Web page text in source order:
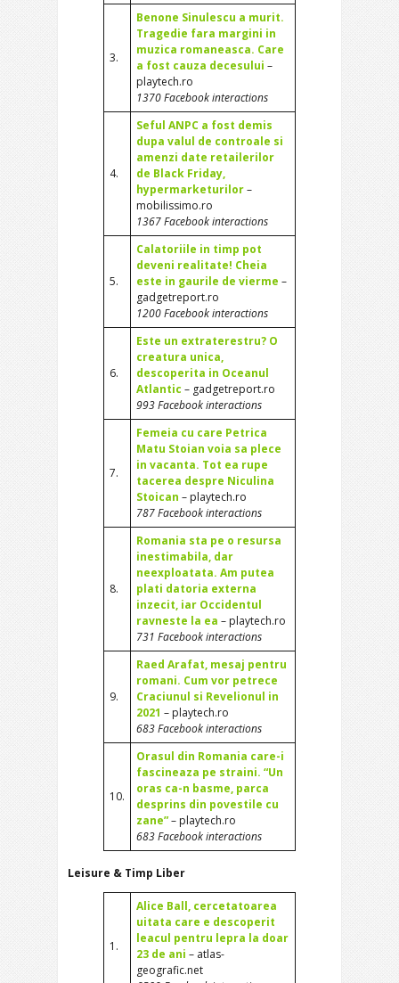
3.
Benone Sinulescu a murit.
Tragedie fara margini in
muzica romaneasca. Care
a fost cauza decesului –
playtech.ro
1370 Facebook interactions
4.
Seful ANPC a fost demis
dupa valul de controale si
amenzi date retailerilor
de Black Friday,
hypermarketurilor–
mobilissimo.ro
1367 Facebook interactions
5.
Calatoriile in timp pot
deveni realitate! Cheia
este in gaurile de vierme –
gadgetreport.ro
1200 Facebook interactions
6.
Este un extraterestru? O
creatura unica,
descoperita in Oceanul
Atlantic – gadgetreport.ro
993 Facebook interactions
7.
Femeia cu care Petrica
Matu Stoian voia sa plece
in vacanta. Tot ea rupe
tacerea despre Niculina
Stoican – playtech.ro
787 Facebook interactions
8.
Romania sta pe o resursa
inestimabila, dar
neexploatata. Am putea
plati datoria externa
inzecit, iar Occidentul
ravneste la ea – playtech.ro
731 Facebook interactions
9.
Raed Arafat, mesaj pentru
romani. Cum vor petrece
Craciunul si Revelionul in
2021 – playtech.ro
683 Facebook interactions
10.
Orasul din Romania care-i
fascineaza pe straini. “Un
oras ca-n basme, parca
desprins din povestile cu
zane”– playtech.ro
683 Facebook interactions
Leisure & Timp Liber
1.
Alice Ball, cercetatoarea
uitata care e descoperit
leacul pentru lepra la doar
23 de ani – atlas-
geografic.net